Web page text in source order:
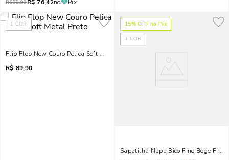
R$89,90R$ 76,42no Pix
1 COR
Flip Flop New Couro Pelica Soft Metal Preto
R$ 89,90
15% OFF no Pix
1 COR
Sapatilha Napa Bico Fino Bege